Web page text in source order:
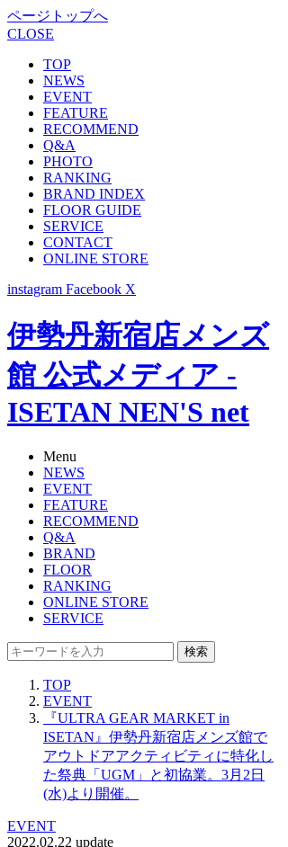
ページトップへ
CLOSE
TOP
NEWS
EVENT
FEATURE
RECOMMEND
Q&A
PHOTO
RANKING
BRAND INDEX
FLOOR GUIDE
SERVICE
CONTACT
ONLINE STORE
instagram Facebook X
伊勢丹新宿店メンズ
館 公式メディア -
ISETAN NEN'S net
Menu
NEWS
EVENT
FEATURE
RECOMMEND
Q&A
BRAND
FLOOR
RANKING
ONLINE STORE
SERVICE
検索
TOP
EVENT
『ULTRA GEAR MARKET in
ISETAN』伊勢丹新宿店メンズ館で
アウトドアアクティビティに特化し
た祭典「UGM」と初協業。3月2日
(水)より開催。
EVENT
2022.02.22 update